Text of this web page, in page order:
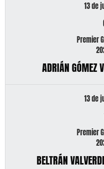
13 de
Premier
ADRIÁN GÓMEZ
13 de
Premier
BELTRÁN